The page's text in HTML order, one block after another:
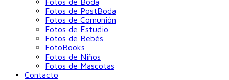
Fotos de PostBoda
Fotos de Comunión
Fotos de Estudio
Fotos de Bebés
FotoBooks
Fotos de Niños
Fotos de Mascotas
Contacto